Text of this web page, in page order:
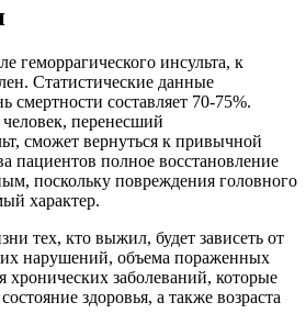
геморрагического инсульта, к
Статистические данные
смертности составляет 70-75%.
перенесший
сможет вернуться к привычной
пациентов полное восстановление
поскольку повреждения головного
характер.
тех, кто выжил, будет зависеть от
нарушений, объема пораженных
хронических заболеваний, которые
здоровья, а также возраста